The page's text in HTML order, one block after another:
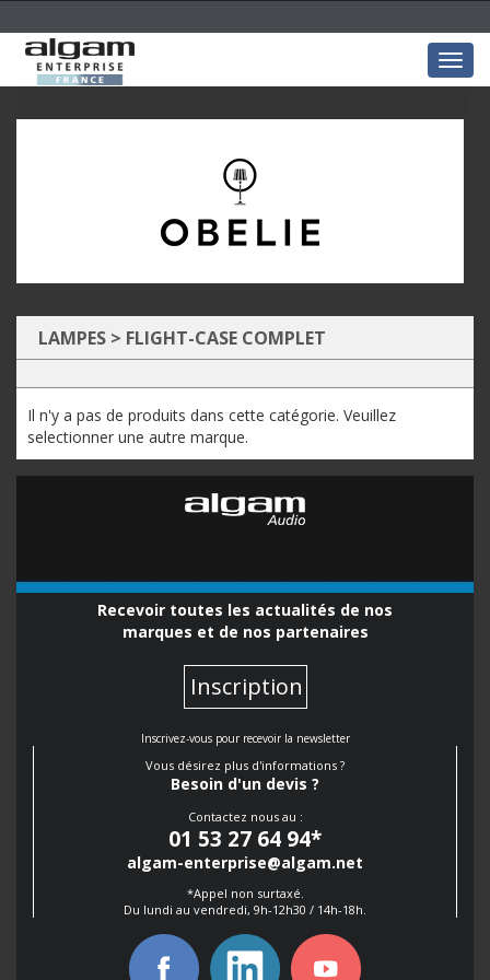
LAMPES > FLIGHT-CASE COMPLET
Il n'y a pas de produits dans cette catégorie. Veuillez
selectionner une autre marque.
Recevoir toutes les actualités de nos
marques et de nos partenaires
Inscription
Inscrivez-vous pour recevoir la newsletter
Vous désirez plus d'informations ?
Besoin d'un devis ?
Contactez nous au :
01 53 27 64 94*
algam-enterprise@algam.net
*Appel non surtaxé.
Du lundi au vendredi, 9h-12h30 / 14h-18h.